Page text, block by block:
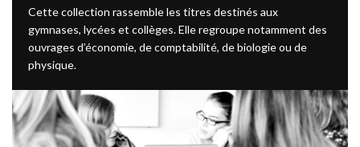
Cette collection rassemble les titres destinés aux
gymnases, lycées et collèges. Elle regroupe notamment des
ouvrages d’économie, de comptabilité, de biologie ou de
physique.